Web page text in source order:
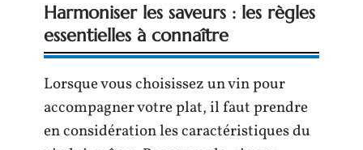
Harmoniser les saveurs : les règles
essentielles à connaître
Lorsque vous choisissez un vin pour
accompagner votre plat, il faut prendre
en considération les caractéristiques du